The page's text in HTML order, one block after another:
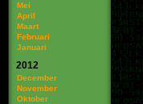
Mei
April
Maart
Februari
Januari
2012
December
November
Oktober